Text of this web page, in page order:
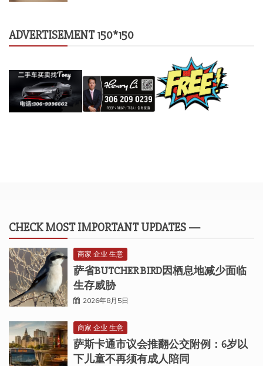
ADVERTISEMENT 150*150
CHECK MOST IMPORTANT UPDATES —
商家 企业 生意
萨省BUTCHER BIRD因栖息地减少面临
生存威胁
2026年8月5日
商家 企业 生意
萨斯卡通市议会推翻公交附例：6岁以
下儿童不再须有成人陪同